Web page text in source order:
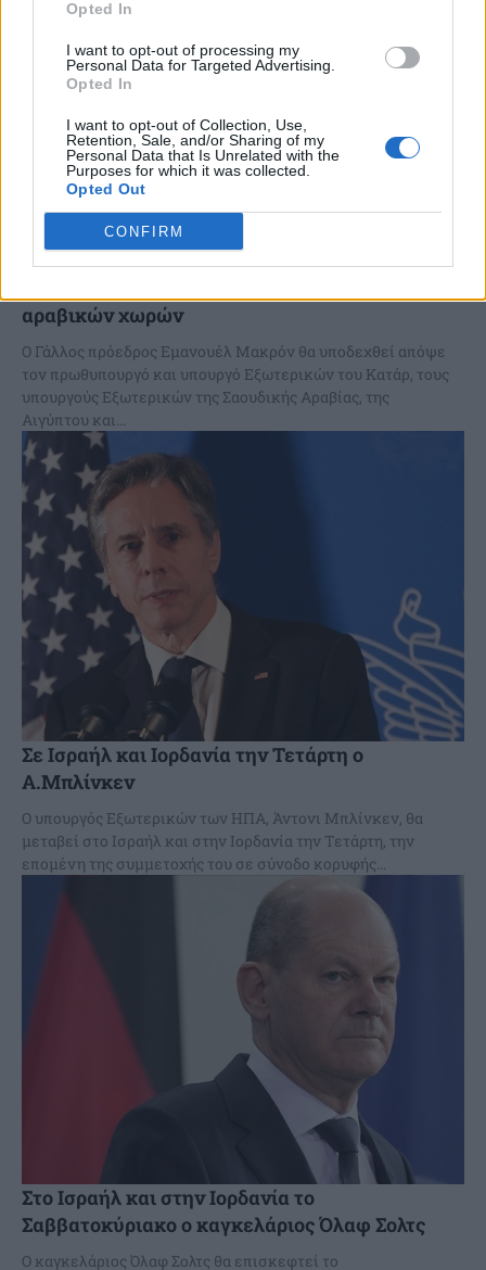
Opted In
I want to opt-out of processing my
Personal Data for Targeted Advertising.
Opted In
I want to opt-out of Collection, Use,
Retention, Sale, and/or Sharing of my
Personal Data that Is Unrelated with the
Purposes for which it was collected.
Opted Out
CONFIRM
αραβικών χωρών
Ο Γάλλος πρόεδρος Εμανουέλ Μακρόν θα υποδεχθεί απόψε
τον πρωθυπουργό και υπουργό Εξωτερικών του Κατάρ, τους
υπουργούς Εξωτερικών της Σαουδικής Αραβίας, της
Αιγύπτου και...
Σε Ισραήλ και Ιορδανία την Τετάρτη ο
Α.Μπλίνκεν
Ο υπουργός Εξωτερικών των ΗΠΑ, Άντονι Μπλίνκεν, θα
μεταβεί στο Ισραήλ και στην Ιορδανία την Τετάρτη, την
επομένη της συμμετοχής του σε σύνοδο κορυφής...
Στο Ισραήλ και στην Ιορδανία το
Σαββατοκύριακο ο καγκελάριος Όλαφ Σολτς
Ο καγκελάριος Όλαφ Σολτς θα επισκεφτεί το